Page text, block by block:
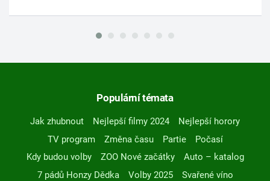
Populární témata
Jak zhubnout Nejlepší filmy 2024
Nejlepší horory
TV program
Změna času Partie
Počasí
Kdy budou volby
ZOO Nové začátky
Auto – katalog
7 pádů Honzy Dědka
Volby 2025
Svařené víno